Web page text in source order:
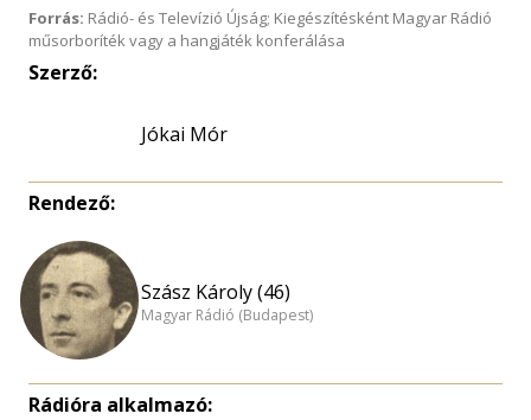
Forrás: Rádió- és Televízió Újság; Kiegészítésként Magyar Rádió
műsorboríték vagy a hangjáték konferálása
Szerző:
Jókai Mór
Rendező:
Szász Károly (46)
Magyar Rádió (Budapest)
Rádióra alkalmazó: